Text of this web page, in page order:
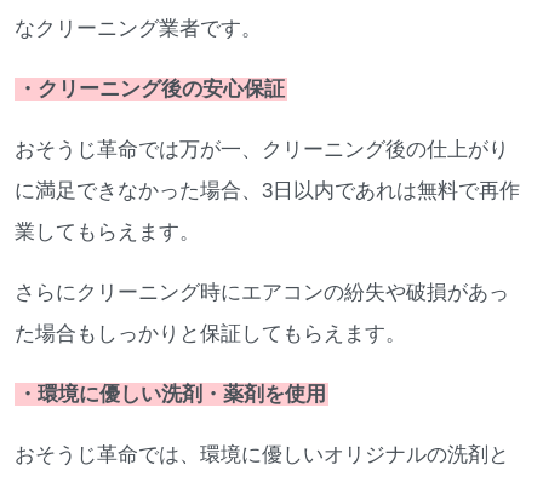
なクリーニング業者です。
・クリーニング後の安心保証
おそうじ革命では万が一、クリーニング後の仕上がり
に満足できなかった場合、3日以内であれは無料で再作
業してもらえます。
さらにクリーニング時にエアコンの紛失や破損があっ
た場合もしっかりと保証してもらえます。
・環境に優しい洗剤・薬剤を使用
おそうじ革命では、環境に優しいオリジナルの洗剤と